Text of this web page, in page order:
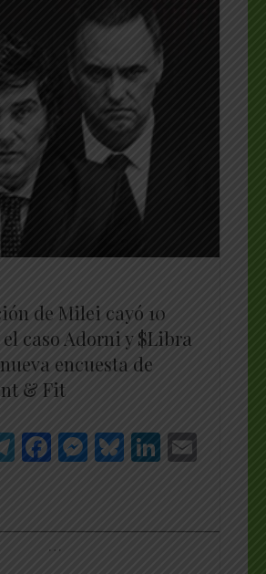
de Milei cayó 10
caso Adorni y $Libra
encuesta de
& Fit
Telegram
Facebook
Messenger
Bluesky